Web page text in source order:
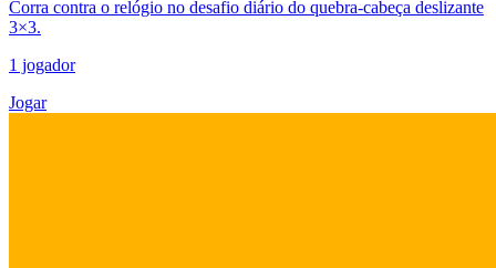
Corra contra o relógio no desafio diário do quebra-cabeça deslizante
3×3.
1 jogador
Jogar